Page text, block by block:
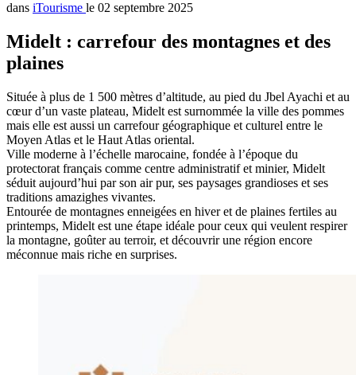
dans iTourisme le 02 septembre 2025
Midelt : carrefour des montagnes et des
plaines
Située à plus de 1 500 mètres d’altitude, au pied du Jbel Ayachi et au
cœur d’un vaste plateau, Midelt est surnommée la ville des pommes
mais elle est aussi un carrefour géographique et culturel entre le
Moyen Atlas et le Haut Atlas oriental.
Ville moderne à l’échelle marocaine, fondée à l’époque du
protectorat français comme centre administratif et minier, Midelt
séduit aujourd’hui par son air pur, ses paysages grandioses et ses
traditions amazighes vivantes.
Entourée de montagnes enneigées en hiver et de plaines fertiles au
printemps, Midelt est une étape idéale pour ceux qui veulent respirer
la montagne, goûter au terroir, et découvrir une région encore
méconnue mais riche en surprises.